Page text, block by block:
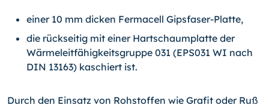
einer 10 mm dicken Fermacell Gipsfaser-Platte,
die rückseitig mit einer Hartschaumplatte der
Wärmeleitfähigkeitsgruppe 031 (EPS031 WI nach
DIN 13163) kaschiert ist.
Durch den Einsatz von Rohstoffen wie Grafit oder Ruß